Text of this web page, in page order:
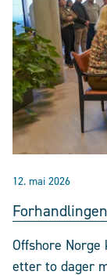
12. mai 2026
Offshore
etter to dager